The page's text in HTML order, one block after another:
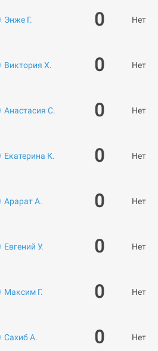
Энже Г. 0 Нет
Виктория Х. 0 Нет
Анастасия С. 0 Нет
Екатерина К. 0 Нет
Арарат А. 0 Нет
Евгений У. 0 Нет
Максим Г. 0 Нет
Сахиб А. 0 Нет